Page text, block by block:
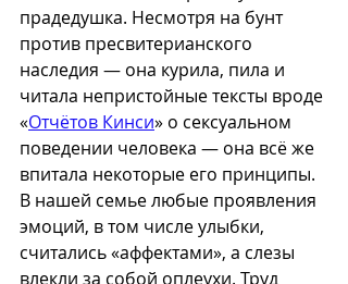
прадедушка. Несмотря на бунт
против пресвитерианского
наследия — она курила, пила и
читала непристойные тексты вроде
«Отчётов Кинси» о сексуальном
поведении человека — она всё же
впитала некоторые его принципы.
В нашей семье любые проявления
эмоций, в том числе улыбки,
считались «аффектами», а слезы
влекли за собой оплеухи. Труд